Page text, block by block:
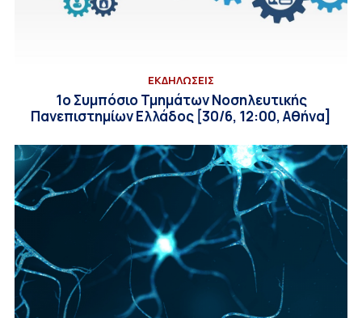
ΕΚΔΗΛΩΣΕΙΣ
1ο Συμπόσιο Τμημάτων Νοσηλευτικής
Πανεπιστημίων Ελλάδος [30/6, 12:00, Αθήνα]